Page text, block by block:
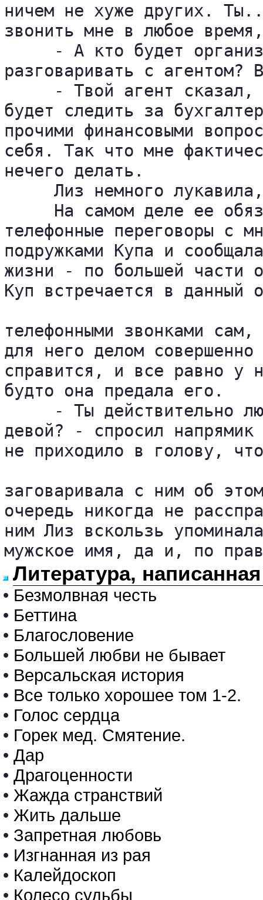
ничем не хуже других.
звонить мне в любое
- А кто будет
разговаривать с
- Твой агент
будет следить за
прочими финансовыми
себя. Так что мне
нечего делать.
Лиз немного
На самом деле ее
телефонные переговоры с
подружками Купа и
жизни - по большей
Куп встречается в данный
телефонными звонками
для него делом
справится, и все равно у
будто она предала его.
- Ты действительно
девой? - спросил
не приходило в голову,
заговаривала с ним об
очередь никогда не
ним Лиз вскользь
мужское имя, да и, по
Литература,
• Безмолвная честь
• Беттина
• Благословение
• Большей любви не бывает
• Версальская история
• Все только хорошее том 1-2.
• Голос сердца
• Горек мед. Смятение.
• Дар
• Драгоценности
• Жажда странствий
• Жить дальше
• Запретная любовь
• Изгнанная из рая
• Калейдоскоп
• Колесо судьбы